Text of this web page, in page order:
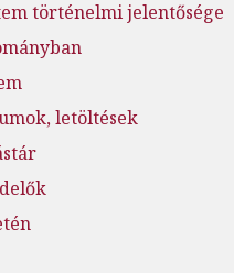
történelmi jelentősége
letöltések